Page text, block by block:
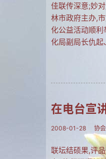
佳联传深意;妙
林市政府主办,
化公益活动顺
化局副局长仇起
在电台宣
2008-01-28 协
联坛结硕果,评